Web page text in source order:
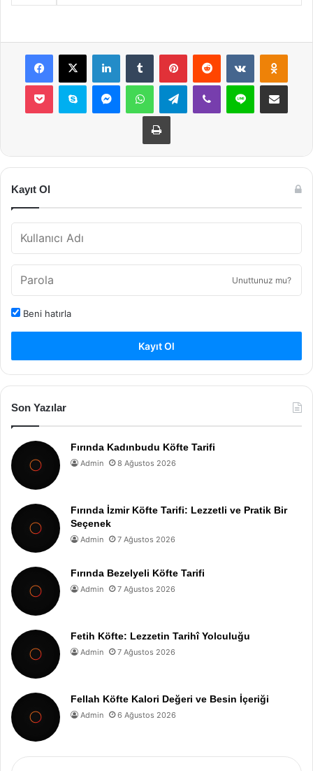
Facebook
X LinkedInTumblr PinterestReddit VKontakte
Pocket Skype MessengerWhatsAppTelegramViber Line E-Posta ile
Yazdır
Kayıt Ol
Unuttunuz mu?
Beni hatırla
Kayıt Ol
Son Yazılar
Fırında Kadınbudu Köfte Tarifi
Admin 8 Ağustos 2026
Fırında İzmir Köfte Tarifi: Lezzetli ve Pratik Bir
Seçenek
Admin 7 Ağustos 2026
Fırında Bezelyeli Köfte Tarifi
Admin 7 Ağustos 2026
Fetih Köfte: Lezzetin Tarihî Yolculuğu
Admin 7 Ağustos 2026
Fellah Köfte Kalori Değeri ve Besin İçeriği
Admin 6 Ağustos 2026